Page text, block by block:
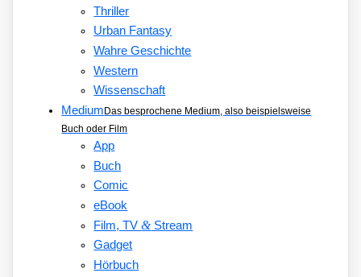
Thriller
Urban Fantasy
Wahre Geschichte
Western
Wissenschaft
Medium Das besprochene Medium, also beispielsweise
Buch oder Film
App
Buch
Comic
eBook
Film, TV&Stream
Gadget
Hörbuch